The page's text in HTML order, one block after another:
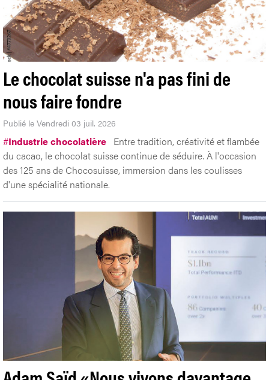
Le chocolat suisse n'a pas fini de
nous faire fondre
Publié le Vendredi 03 juil. 2026
#Industrie chocolatière Entre tradition, créativité et flambée
du cacao, le chocolat suisse continue de séduire. À l'occasion
des 125 ans de Chocosuisse, immersion dans les coulisses
d'une spécialité nationale.